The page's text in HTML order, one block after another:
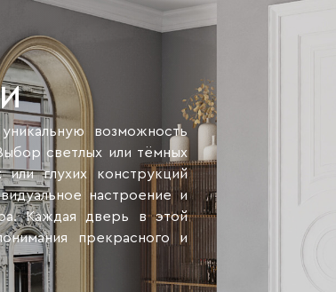
возможность
светлых или тёмных
глухих конструкций
настроение и
Каждая дверь в этой
прекрасного и